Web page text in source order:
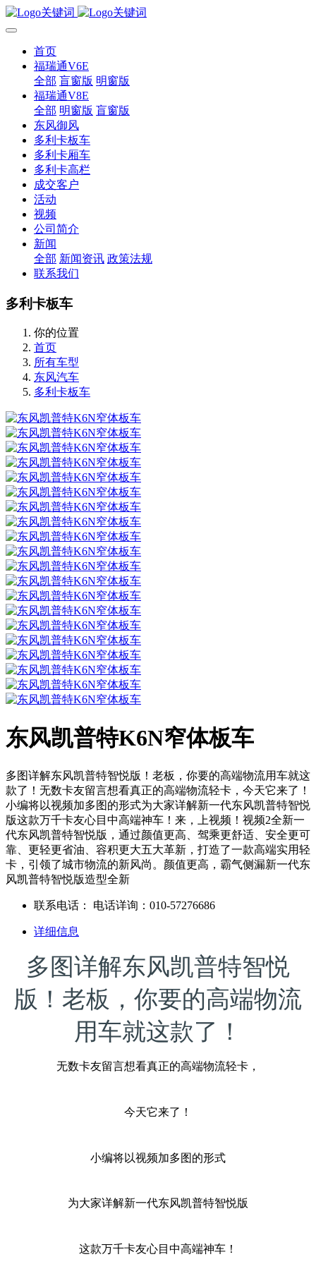
首页
福瑞通V6E
全部 盲窗版 明窗版
福瑞通V8E
全部 明窗版 盲窗版
东风御风
多利卡板车
多利卡厢车
多利卡高栏
成交客户
活动
视频
公司简介
新闻
全部 新闻资讯 政策法规
联系我们
多利卡板车
你的位置
首页
所有车型
东风汽车
多利卡板车
东风凯普特K6N窄体板车
多图详解东风凯普特智悦版！老板，你要的高端物流用车就这
款了！无数卡友留言想看真正的高端物流轻卡，今天它来了！
小编将以视频加多图的形式为大家详解新一代东风凯普特智悦
版这款万千卡友心目中高端神车！来，上视频！视频2全新一
代东风凯普特智悦版，通过颜值更高、驾乘更舒适、安全更可
靠、更轻更省油、容积更大五大革新，打造了一款高端实用轻
卡，引领了城市物流的新风尚。颜值更高，霸气侧漏新一代东
风凯普特智悦版造型全新
联系电话： 电话详询：010-57276686
详细信息
多图详解东风凯普特智悦
版！老板，你要的高端物流
用车就这款了！
无数卡友留言想看真正的高端物流轻卡，
今天它来了！
小编将以视频加多图的形式
为大家详解新一代东风凯普特智悦版
这款万千卡友心目中高端神车！